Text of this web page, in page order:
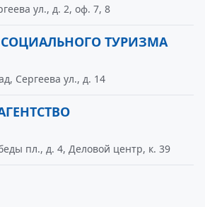
ул., д. 2, оф. 7, 8
ТУРИЗМА
Сергеева ул., д. 14
пл., д. 4, Деловой центр, к. 39